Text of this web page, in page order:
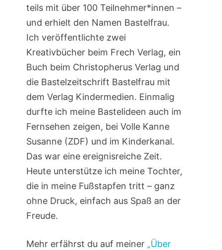
teils mit über 100 Teilnehmer*innen –
und erhielt den Namen Bastelfrau.
Ich veröffentlichte zwei
Kreativbücher beim Frech Verlag, ein
Buch beim Christopherus Verlag und
die Bastelzeitschrift Bastelfrau mit
dem Verlag Kindermedien. Einmalig
durfte ich meine Bastelideen auch im
Fernsehen zeigen, bei Volle Kanne
Susanne (ZDF) und im Kinderkanal.
Das war eine ereignisreiche Zeit.
Heute unterstütze ich meine Tochter,
die in meine Fußstapfen tritt – ganz
ohne Druck, einfach aus Spaß an der
Freude.
Mehr erfährst du auf meiner „Über